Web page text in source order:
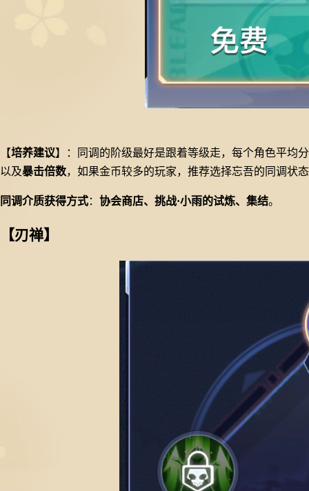
【培养建议】：同调的阶级最好是跟着等级走，每个角色平均
以及暴击倍数，如果金币较多的玩家，推荐选择忘吾的同调状
同调介质获得方式： 协会商店、挑战·小雨的试炼、集结。
【刃禅】